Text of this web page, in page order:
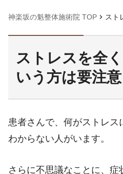
神楽坂の魁整体施術院 TOP chevron_right スト
ストレスを全
いう方は要注意
患者さんで、何がストレ
わからない人がいます。
さらに不思議なことに、